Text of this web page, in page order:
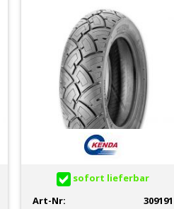
sofort lieferbar
Art-Nr:
309191